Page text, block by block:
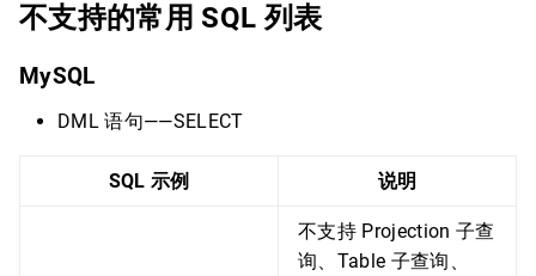
不支持的常用 SQL 列表
MySQL
DML 语句——SELECT
SQL 示例 说明
不支持 Projection 子查
询、Table 子查询、